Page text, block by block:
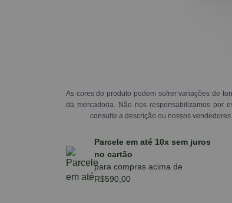
As cores do produto podem sofrer variações de
da mercadoria. Não nos responsabilizamos por
consulte a descrição ou nossos
Parcele em até 10x sem juros
no cartão
para compras acima de
R$590,00